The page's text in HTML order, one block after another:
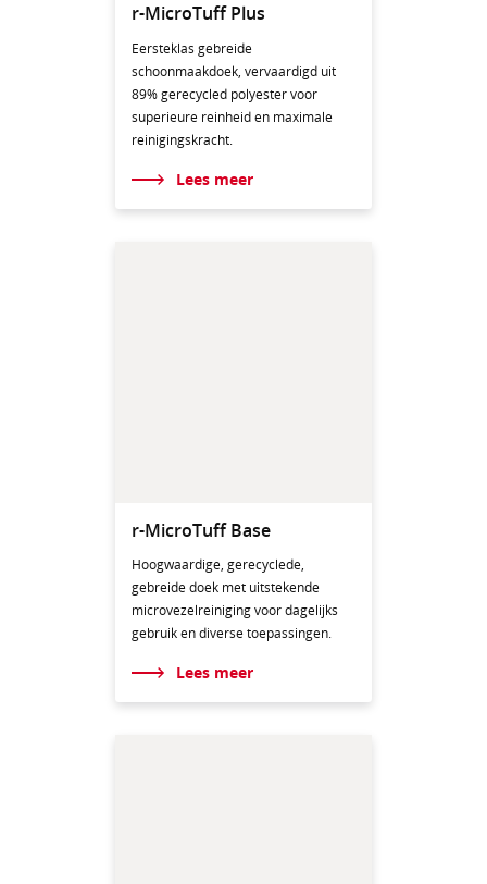
r-MicroTuff Plus
Eersteklas gebreide
schoonmaakdoek, vervaardigd uit
89% gerecycled polyester voor
superieure reinheid en maximale
reinigingskracht.
Lees meer
r-MicroTuff Base
Hoogwaardige, gerecyclede,
gebreide doek met uitstekende
microvezelreiniging voor dagelijks
gebruik en diverse toepassingen.
Lees meer